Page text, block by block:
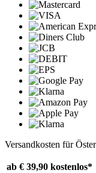
Versandkosten für
ab € 39,90 kostenlos*